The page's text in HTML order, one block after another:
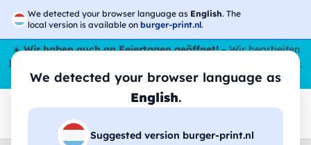
We detected your browser language as English. The
local version is available on burger-print.nl.
We detected your browser language as
English.
Suggested version burger-print.nl
☀️Wir haben auch an Feiertagen geöffnet!– Wir bearbeiten
Ihre Bestellungen den ganzen Sommer über,
sogar im August.
😎🌴